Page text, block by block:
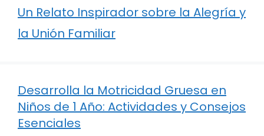
Un Relato Inspirador sobre la Alegría y
la Unión Familiar
Desarrolla la Motricidad Gruesa en
Niños de 1 Año: Actividades y Consejos
Esenciales